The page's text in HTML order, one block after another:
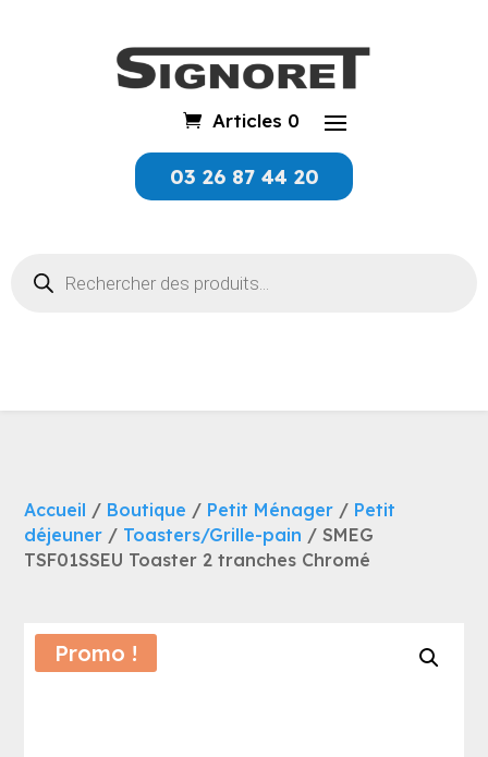
03 26 87 44 20
Articles 0
produits
Accueil / Boutique / Petit Ménager / Petit
déjeuner / Toasters/Grille-pain / SMEG
TSF01SSEU Toaster 2 tranches Chromé
Promo !